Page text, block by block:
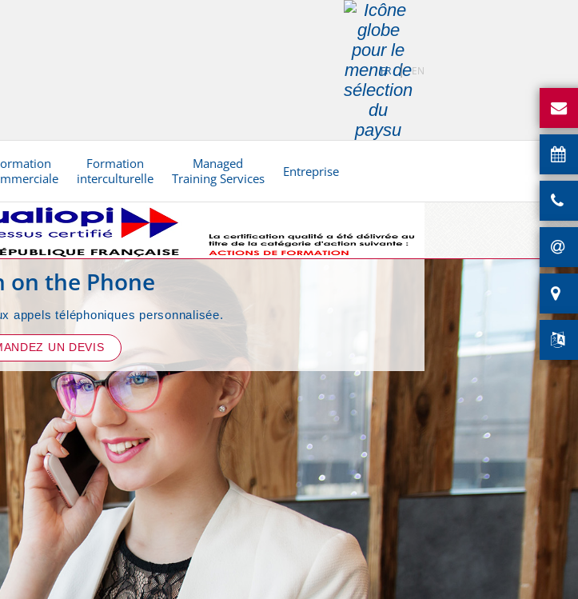
FR EN
Formation
interculturelle
Managed
Training Services
Entreprise
on the Phone
appels téléphoniques personnalisée.
UN DEVIS